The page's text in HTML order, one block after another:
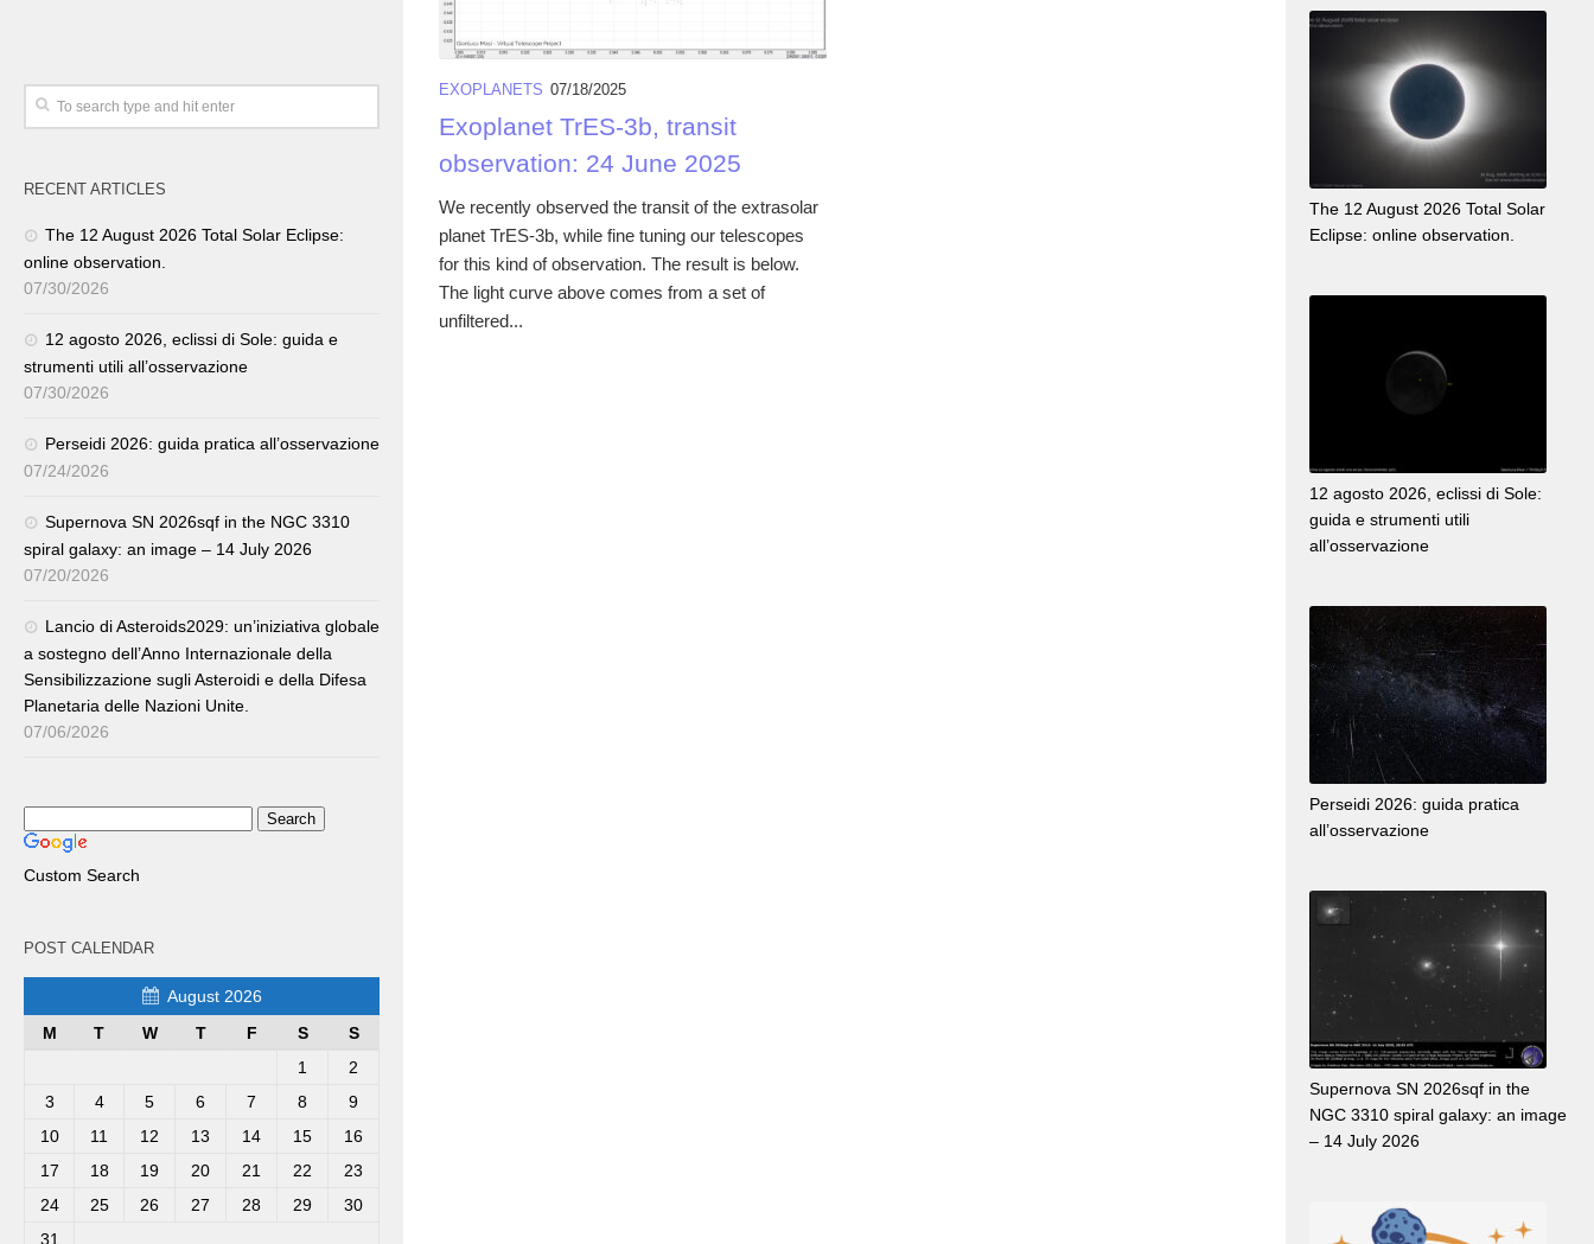
EXOPLANETS 07/18/2025
Exoplanet TrES-3b, transit
observation: 24 June 2025
We recently observed the transit of the extrasolar
planet TrES-3b, while fine tuning our telescopes
for this kind of observation. The result is below.
The light curve above comes from a set of
unfiltered...
RECENT ARTICLES
The 12 August 2026 Total Solar Eclipse:
online observation.
07/30/2026
12 agosto 2026, eclissi di Sole: guida e
strumenti utili all’osservazione
07/30/2026
Perseidi 2026: guida pratica all’osservazione
07/24/2026
Supernova SN 2026sqf in the NGC 3310
spiral galaxy: an image – 14 July 2026
07/20/2026
Lancio di Asteroids2029: un’iniziativa globale
a sostegno dell’Anno Internazionale della
Sensibilizzazione sugli Asteroidi e della Difesa
Planetaria delle Nazioni Unite.
07/06/2026
Custom Search
POST CALENDAR
August 2026
M
T W T F S
S
1
2
3
4 5 6 7 8
9
10
11 12 13 14 15
16
17
18 19 20 21 22
23
24
25 26 27 28 29
30
31
The 12 August 2026 Total Solar
Eclipse: online observation.
12 agosto 2026, eclissi di Sole:
guida e strumenti utili
all’osservazione
Perseidi 2026: guida pratica
all’osservazione
Supernova SN 2026sqf in the
NGC 3310 spiral galaxy: an image
– 14 July 2026